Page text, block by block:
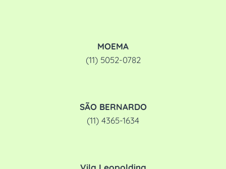
MOEMA
(11) 5052-0782
SÃO BERNARDO
(11) 4365-1634